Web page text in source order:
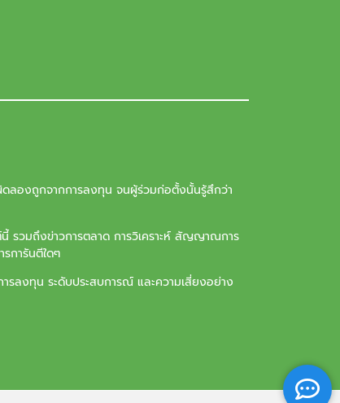
ลองถูกจากการลงทุน จนผู้ร่วมก่อตั้งนั้นรู้สึกว่า
รวมถึงข่าวการตลาด การวิเคราะห์ สัญญาณการ
การันตีใดๆ
รลงทุน ระดับประสบการณ์ และความเสี่ยงอย่าง